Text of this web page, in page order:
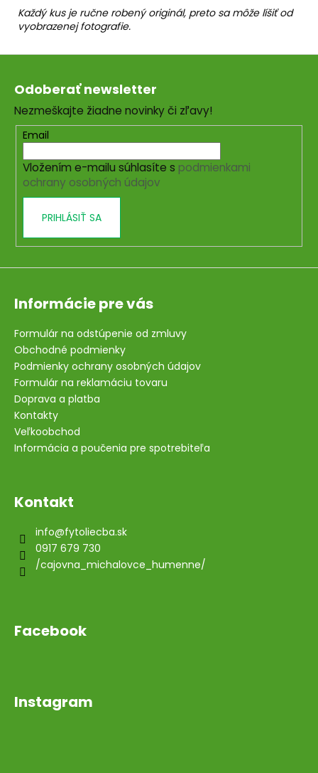
Každý kus je ručne robený originál, preto sa môže líšiť od
vyobrazenej fotografie.
Z
Odoberať newsletter
Nezmeškajte žiadne novinky či zľavy!
Email
Vložením e-mailu súhlasíte s podmienkami
ochrany osobných údajov
PRIHLÁSIŤ SA
Informácie pre vás
Formulár na odstúpenie od zmluvy
Obchodné podmienky
Podmienky ochrany osobných údajov
Formulár na reklamáciu tovaru
Doprava a platba
Kontakty
Veľkoobchod
Informácia a poučenia pre spotrebiteľa
Kontakt
info@fytoliecba.sk
0917 679 730
/cajovna_michalovce_humenne/
Facebook
Instagram